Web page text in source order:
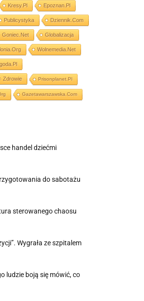
Kresy.pl Epoznan.pl
Publicystyka Dziennik.com
Goniec.net Globalizacja
Wolnemedia.net
Zdrowie Prisonplanet.pl
Gazetawarszawska.com
handel dziećmi
do sabotażu
sterowanego chaosu
Wygrała ze szpitalem
ludzie boją się mówić, co